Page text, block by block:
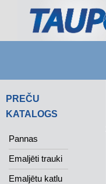
PREČU
KATALOGS
Pannas
Emaljēti trauki
Emaljētu katlu